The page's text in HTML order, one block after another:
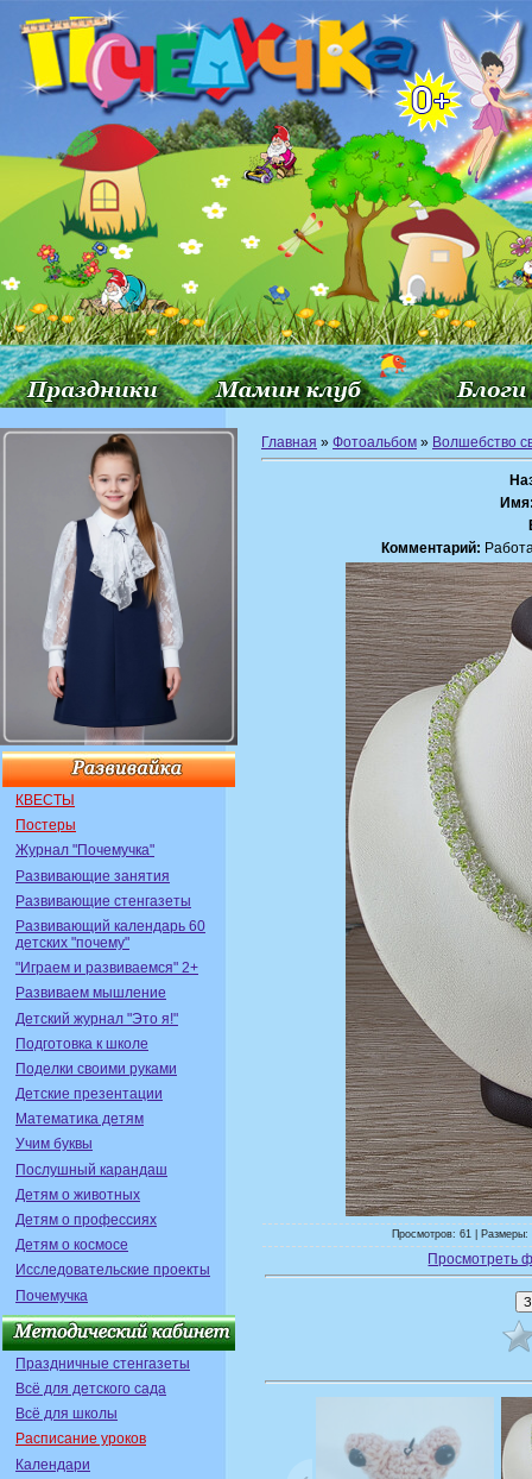
КВЕСТЫ
Постеры
Журнал "Почемучка"
Развивающие занятия
Развивающие стенгазеты
Развивающий календарь 60
детских "почему"
"Играем и развиваемся" 2+
Развиваем мышление
Детский журнал "Это я!"
Подготовка к школе
Поделки своими руками
Детские презентации
Математика детям
Учим буквы
Послушный карандаш
Детям о животных
Детям о профессиях
Детям о космосе
Исследовательские проекты
Почемучка
Праздничные стенгазеты
Всё для детского сада
Всё для школы
Расписание уроков
Календари
Главная » Фотоальбом » Волшебство
Комментарий:
Просмотров: 61 |
Просмотреть